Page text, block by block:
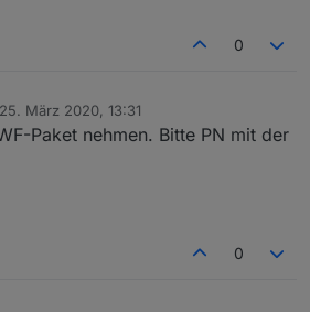
0
25. März 2020, 13:31
von
Paket nehmen. Bitte PN mit der
0